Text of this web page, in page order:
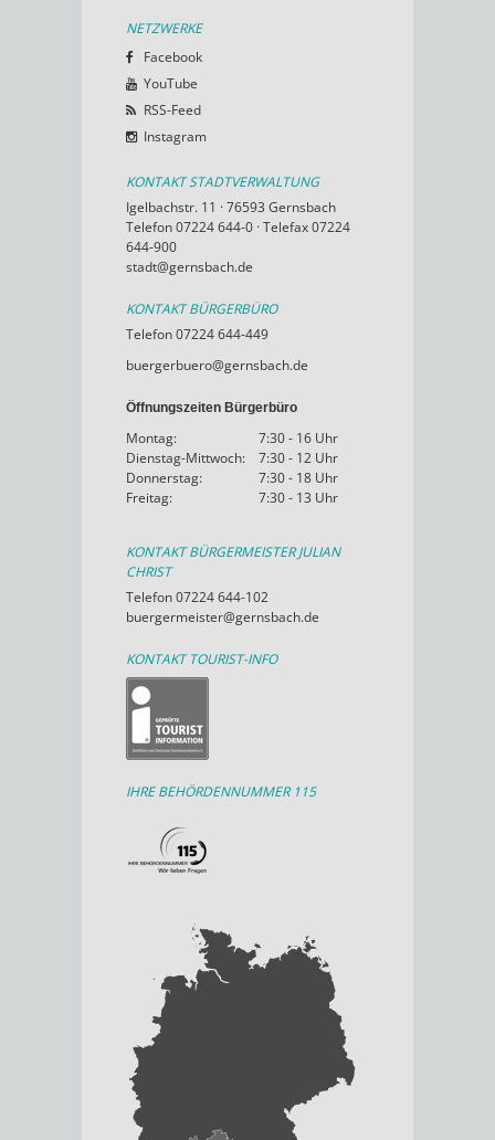
NETZWERKE
Facebook
YouTube
RSS-Feed
Instagram
KONTAKT STADTVERWALTUNG
Igelbachstr. 11 · 76593 Gernsbach
Telefon 07224 644-0 · Telefax 07224
644-900
stadt@gernsbach.de
KONTAKT BÜRGERBÜRO
Telefon 07224 644-449
buergerbuero@gernsbach.de
Öffnungszeiten Bürgerbüro
Montag:
7:30 - 16 Uhr
Dienstag-Mittwoch:
7:30 - 12 Uhr
Donnerstag:
7:30 - 18 Uhr
Freitag:
7:30 - 13 Uhr
KONTAKT BÜRGERMEISTER JULIAN
CHRIST
Telefon 07224 644-102
buergermeister@gernsbach.de
KONTAKT TOURIST-INFO
IHRE BEHÖRDENNUMMER 115